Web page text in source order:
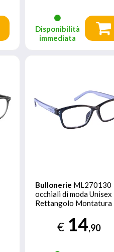
Disponibilità
immediata
Bullonerie ML270130
occhiali di moda Unisex
Rettangolo Montatura
€ 14,90